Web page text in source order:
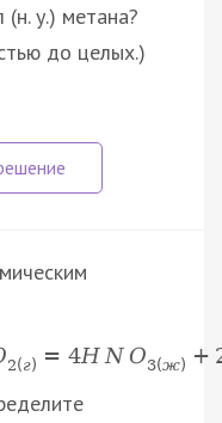
у.) метана?
до целых.)
2(г) = 4H N O3(ж) +